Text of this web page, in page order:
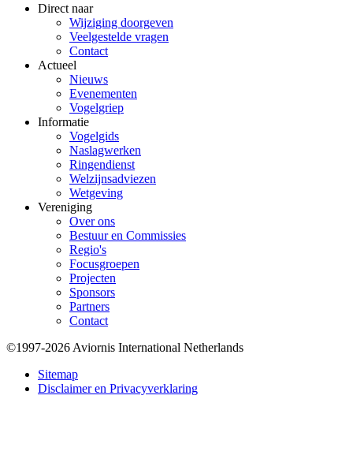
Direct naar
Wijziging doorgeven
Veelgestelde vragen
Contact
Actueel
Nieuws
Evenementen
Vogelgriep
Informatie
Vogelgids
Naslagwerken
Ringendienst
Welzijnsadviezen
Wetgeving
Vereniging
Over ons
Bestuur en Commissies
Regio's
Focusgroepen
Projecten
Sponsors
Partners
Contact
Bottom
©1997-2026 Aviornis International Netherlands
Sitemap
Disclaimer en Privacyverklaring